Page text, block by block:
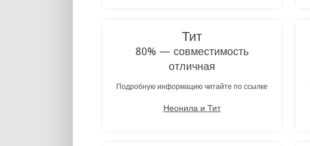
Тит
80% — совместимость
отличная
Подробную информацию читайте по ссылке
Неонила и Тит